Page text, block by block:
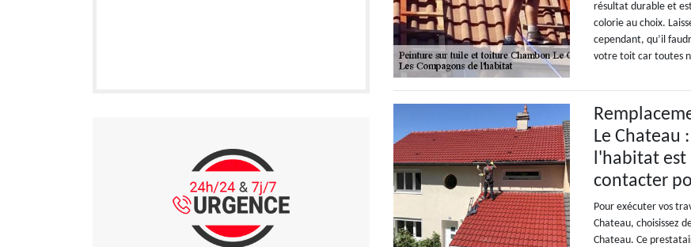
résultat durable et
colorie au choix.
cependant, qu’il
votre toit car toutes
Le Chateau
l'habitat est
contacter
Pour exécuter vos
Chateau, choisissez
Chateau. Ce